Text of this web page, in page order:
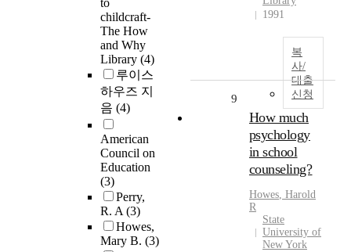
to
childcraft-
The How
and Why
Library (4)
루이스
하우즈 지
음 (4)
American
Council on
Education
(3)
Perry,
R. A(3)
Howes,
Mary B. (3)
1991
복
사/
대출
신청
9
How much
psychology
in school
counseling?
Howes, Harold
R
State
University of
New York